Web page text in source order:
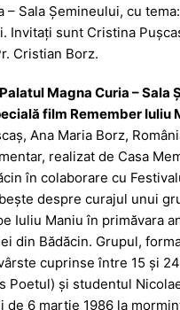
– Sala Șemineului, cu
Invitați sunt Cristina
Cristian Borz.
Magna Curia – Sala
film Remember Iuliu
Ana Maria Borz,
realizat de Casa
în colaborare cu
despre curajul unui
Iuliu Maniu în primăvara
din Bădăcin. Grupul,
cuprinse între 15 și
Poetul) și studentul
de 6 martie 1986 la